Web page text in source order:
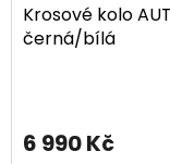
Krosové kolo
černá/bílá
6 990 Kč